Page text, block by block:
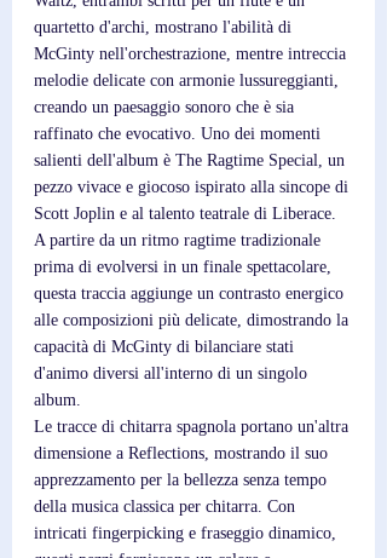
quartetto d'archi, mostrano l'abilità di
McGinty nell'orchestrazione, mentre intreccia
melodie delicate con armonie lussureggianti,
creando un paesaggio sonoro che è sia
raffinato che evocativo. Uno dei momenti
salienti dell'album è The Ragtime Special, un
pezzo vivace e giocoso ispirato alla sincope di
Scott Joplin e al talento teatrale di Liberace.
A partire da un ritmo ragtime tradizionale
prima di evolversi in un finale spettacolare,
questa traccia aggiunge un contrasto energico
alle composizioni più delicate, dimostrando la
capacità di McGinty di bilanciare stati
d'animo diversi all'interno di un singolo
album.
Le tracce di chitarra spagnola portano un'altra
dimensione a Reflections, mostrando il suo
apprezzamento per la bellezza senza tempo
della musica classica per chitarra. Con
intricati fingerpicking e fraseggio dinamico,